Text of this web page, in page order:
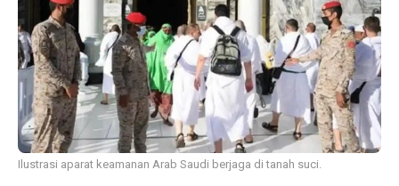
Ilustrasi aparat keamanan Arab Saudi berjaga di tanah suci.